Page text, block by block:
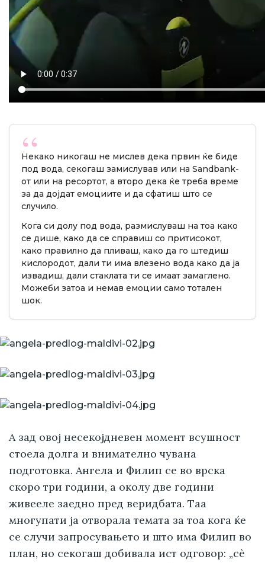
Некако никогаш не мислев дека првин ќе биде
под вода, секогаш замислував или на Sandbank-
от или на ресортот, а второ дека ќе треба време
за да дојдат емоциите и да сфатиш што се
случило.
Кога си долу под вода, размислуваш на тоа како
се дише, како да се справиш со притисокот,
како правилно да пливаш, како да го штедиш
кислородот, дали ти има влезено вода како да ја
извадиш, дали стаклата ти се имаат замаглено.
Можеби затоа и немав емоции само тотален
шок.
А зад овој несекојдневен момент всушност
стоела долга и внимателно чувана
подготовка. Ангела и Филип се во врска
скоро три години, а околу две години
живееле заедно пред веридбата. Таа
многупати ја отворала темата за тоа кога ќе
се случи запросувањето и што има Филип во
план, но секогаш добивала ист одговор: „сè